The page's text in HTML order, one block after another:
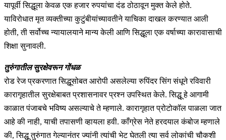
यापूर्वी सिद्धूला केवळ एक हजार रुपयांचा दंड ठोठावून मुक्त केले होते.
याविरोधात मृत व्यक्तीच्या कुटुंबीयांच्यावतीने याचिका दाखल करण्यात आली
होती, ती सर्वोच्च न्यायालयाने मान्य केली आणि सिद्धूला एक वर्षाच्या कारावासाची
शिक्षा सुनावली.
तुरुंगातील सुरक्षेवरून गोंधळ
रोड रेज प्रकरणात सिद्धूसोबत आरोपी असलेल्या रुपिंदर सिंग संधूने रविवारी
कारागृहातील सुरक्षेबाबत प्रशासनावर प्रश्न उपस्थित केले. सिद्धू हे आगामी
काळात पंजाबचे भविष्य असल्याचे ते म्हणाले. कारागृहात प्रोटोकॉल पाळला जात
आहे की नाही, याची तपासणी व्हायला हवी. काँग्रेस नेते हरदयाल कंबोज म्हणाले
की, सिद्धू तुरुंगात गेल्यानंतर ज्यांनी त्यांची भेट घेतली त्या सर्व लोकांची चौकशी